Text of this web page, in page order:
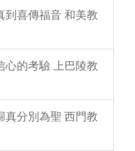
到喜傳福音 和美教
心的考驗 上巴陵教
真分別為聖 西門教